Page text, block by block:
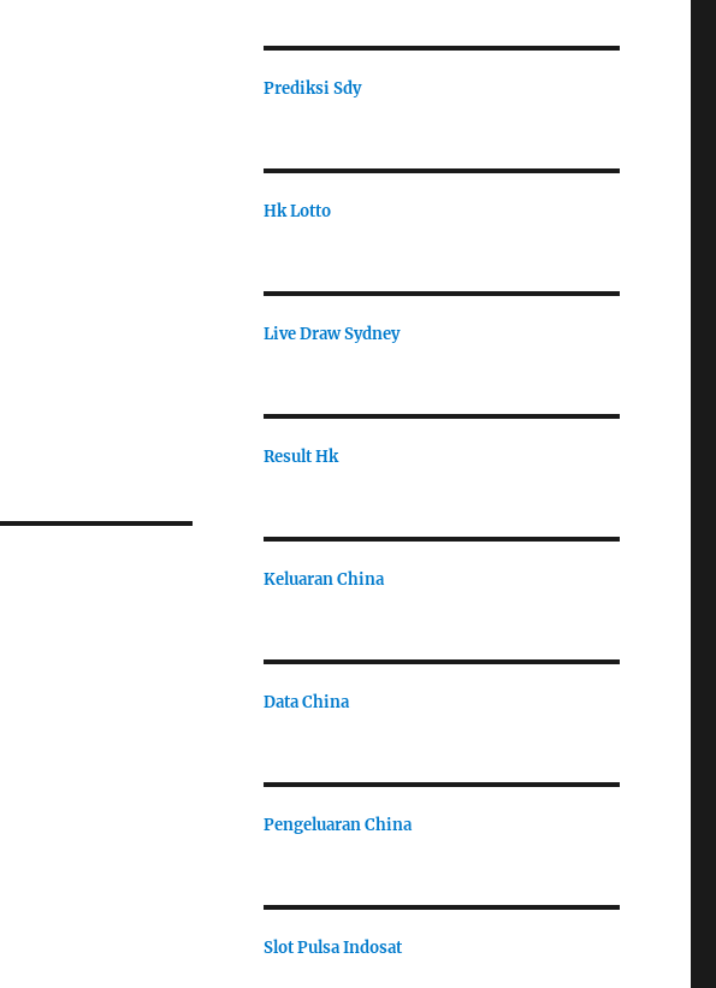
Prediksi Sdy
Hk Lotto
Live Draw Sydney
Result Hk
Keluaran China
Data China
Pengeluaran China
Slot Pulsa Indosat